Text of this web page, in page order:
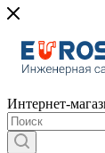
Интернет-